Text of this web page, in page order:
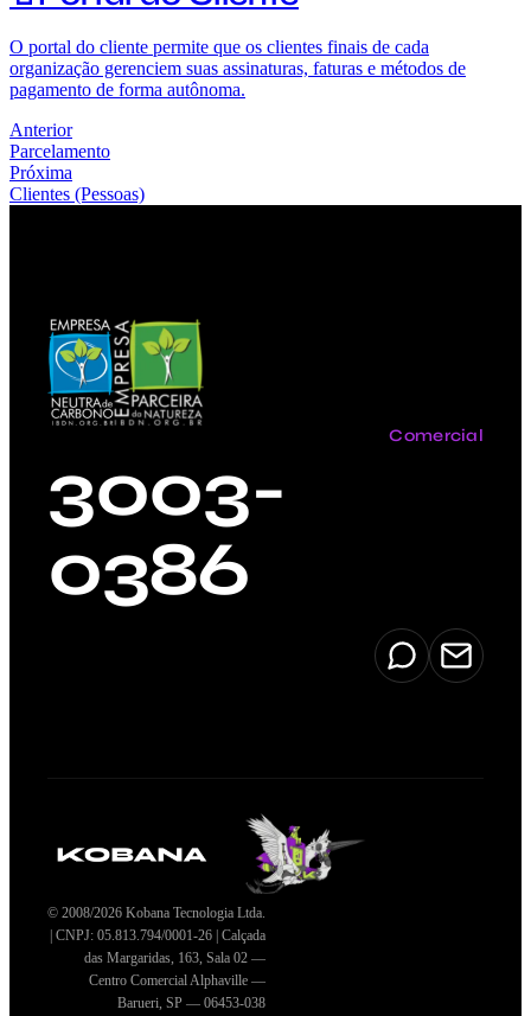
O portal do cliente permite que os clientes finais de cada
organização gerenciem suas assinaturas, faturas e métodos de
pagamento de forma autônoma.
Anterior
Parcelamento
Próxima
Clientes (Pessoas)
Comercial
3003-
0386
© 2008/2026 Kobana Tecnologia Ltda.
| CNPJ: 05.813.794/0001-26 | Calçada
das Margaridas, 163, Sala 02 —
Centro Comercial Alphaville —
Barueri, SP — 06453-038